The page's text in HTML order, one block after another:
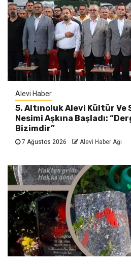
Alevi Haber
5. Altınoluk Alevi Kültür
Nesimi Aşkına Başladı:
Bizimdir”
7 Ağustos 2026 Alevi Haber Ağı